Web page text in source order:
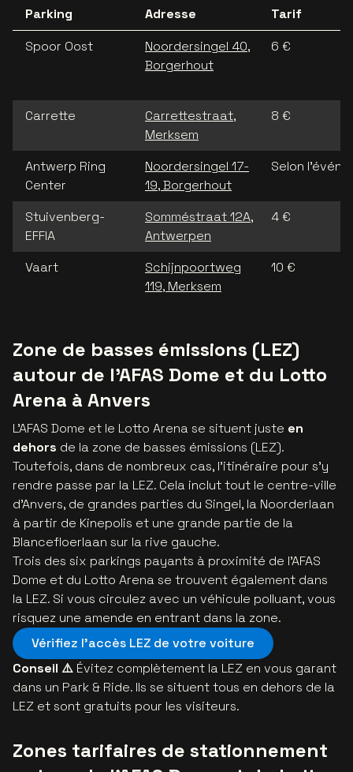
Parking
Adresse
Tarif
Spoor Oost
Noordersingel 40,
Borgerhout
6 €
Carrette
Carrettestraat,
Merksem
8 €
Antwerp Ring
Center
Noordersingel 17-
19, Borgerhout
Selon
Stuivenberg-
EFFIA
Somméstraat 12A,
Antwerpen
4 €
Vaart
Schijnpoortweg
119, Merksem
10 €
Zone de basses émissions (LEZ)
autour de l’AFAS Dome et du Lotto
Arena à Anvers
L’AFAS Dome et le Lotto Arena se situent juste en
dehors de la zone de basses émissions (LEZ).
Toutefois, dans de nombreux cas, l’itinéraire pour s’y
rendre passe par la LEZ. Cela inclut tout le centre-ville
d’Anvers, de grandes parties du Singel, la Noorderlaan
à partir de Kinepolis et une grande partie de la
Blancefloerlaan sur la rive gauche.
Trois des six parkings payants à proximité de l’AFAS
Dome et du Lotto Arena se trouvent également dans
la LEZ. Si vous circulez avec un véhicule polluant, vous
risquez une amende en entrant dans la zone.
Vérifiez l’accès LEZ de votre voiture
Conseil ⚠️ Évitez complètement la LEZ en vous garant
dans un Park & Ride. Ils se situent tous en dehors de la
LEZ et sont gratuits pour les visiteurs.
Zones tarifaires de stationnement